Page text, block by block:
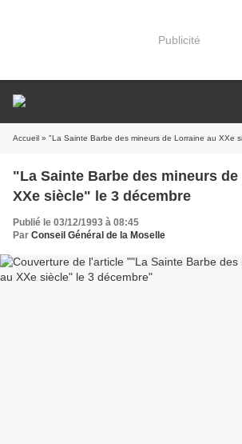
Publicité
Accueil » "La Sainte Barbe des mineurs de Lorraine au XXe
"La Sainte Barbe des mineurs
XXe siècle" le 3 décembre
Publié le 03/12/1993 à 08:45
Par Conseil Général de la Moselle